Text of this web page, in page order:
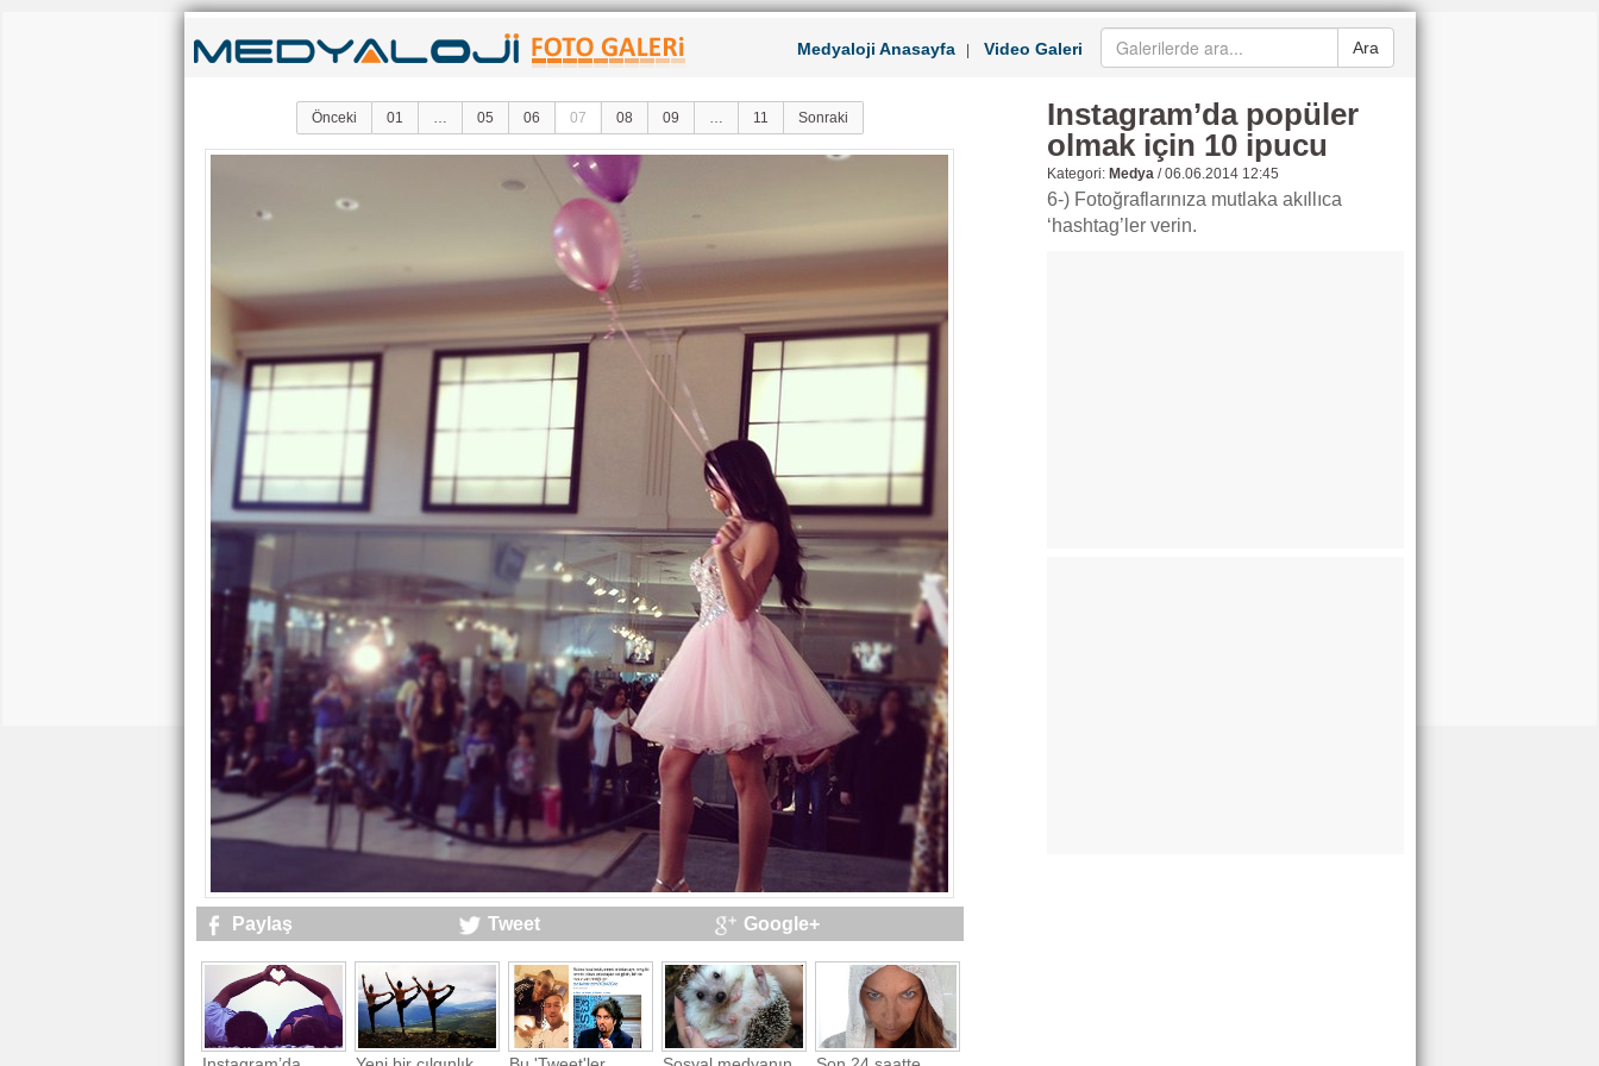
Ara
Medyaloji Anasayfa| Video Galeri
Önceki 01 … 05 06 07 08 09 … 11 Sonraki
Paylaş Tweet Google+
Instagram’da popüler
olmak için 10 ipucu
Kategori: Medya/06.06.2014 12:45
6-) Fotoğraflarınıza mutlaka akıllıca
‘hashtag’ler verin.